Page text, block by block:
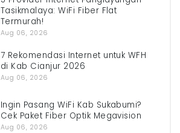
Tasikmalaya: WiFi Fiber Flat
Termurah!
Aug 06, 2026
7 Rekomendasi Internet untuk WFH
di Kab Cianjur 2026
Aug 06, 2026
Ingin Pasang WiFi Kab Sukabumi?
Cek Paket Fiber Optik Megavision
Aug 06, 2026